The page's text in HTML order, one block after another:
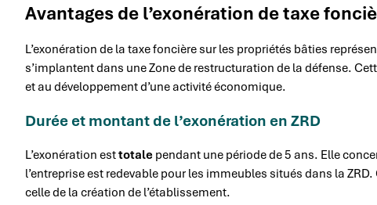
Avantages de l’exonération de taxe
L’exonération de la taxe foncière sur les propriétés bâties
s’implantent dans une Zone de restructuration de la défense.
et au développement d’une activité économique.
Durée et montant de l’exonération en ZRD
L’exonération esttotale pendant une période de 5 ans. Elle
l’entreprise est redevable pour les immeubles situés dans la
celle de la création de l’établissement.